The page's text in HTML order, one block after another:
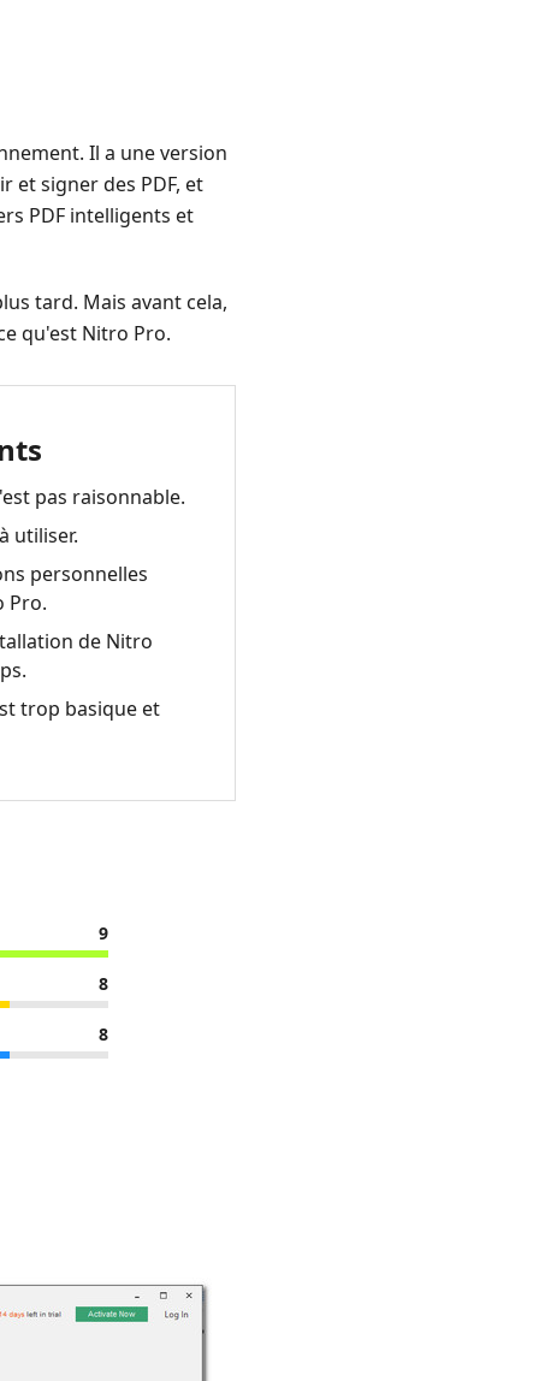
Il a une version
et signer des PDF, et
PDF intelligents et
tard. Mais avant cela,
qu'est Nitro Pro.
pas raisonnable.
utiliser.
personnelles
Pro.
de Nitro
trop basique et
9
8
8